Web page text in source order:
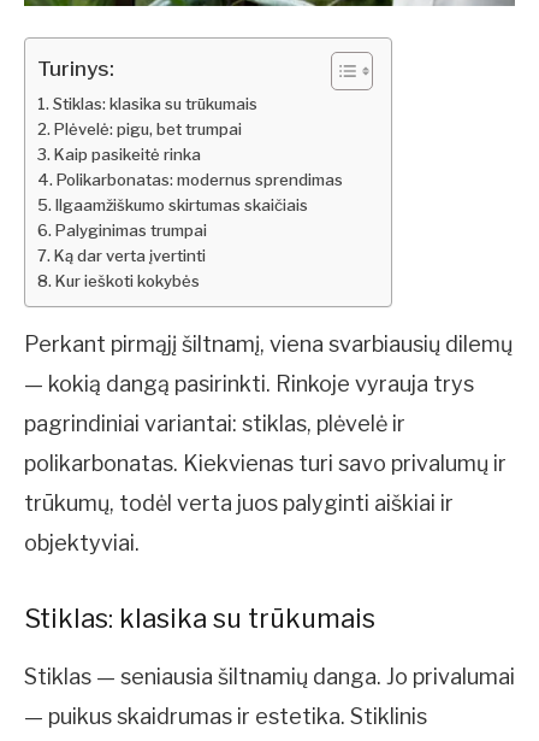
Turinys:
Stiklas: klasika su trūkumais
Plėvelė: pigu, bet trumpai
Kaip pasikeitė rinka
Polikarbonatas: modernus sprendimas
Ilgaamžiškumo skirtumas skaičiais
Palyginimas trumpai
Ką dar verta įvertinti
Kur ieškoti kokybės
Perkant pirmąjį šiltnamį, viena svarbiausių dilemų
— kokią dangą pasirinkti. Rinkoje vyrauja trys
pagrindiniai variantai: stiklas, plėvelė ir
polikarbonatas. Kiekvienas turi savo privalumų ir
trūkumų, todėl verta juos palyginti aiškiai ir
objektyviai.
Stiklas: klasika su trūkumais
Stiklas — seniausia šiltnamių danga. Jo privalumai
— puikus skaidrumas ir estetika. Stiklinis